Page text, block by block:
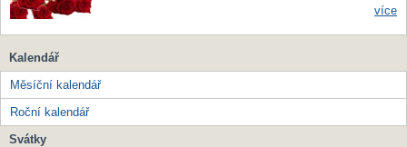
více
Kalendář
Měsíční kalendář
Roční kalendář
Svátky